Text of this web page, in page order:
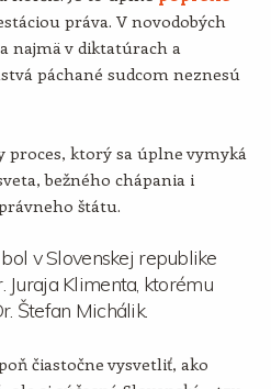
práva. V novodobých
najmä v diktatúrach a
páchané sudcom neznesú
proces, ktorý sa úplne vymyká
bežného chápania i
štátu.
bol v Slovenskej republike
Juraja Klimenta, ktorému
Štefan Michálik.
čiastočne vysvetliť, ako